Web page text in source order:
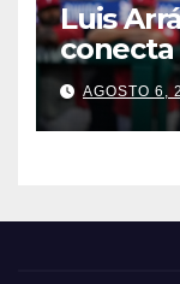
Luis
los Filis
AGOSTO 6,